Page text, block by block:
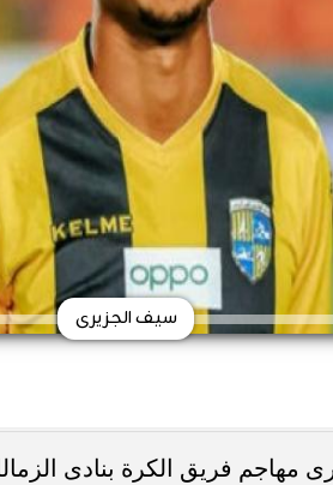
سيف الجزيرى
فريق الكرة بنادى